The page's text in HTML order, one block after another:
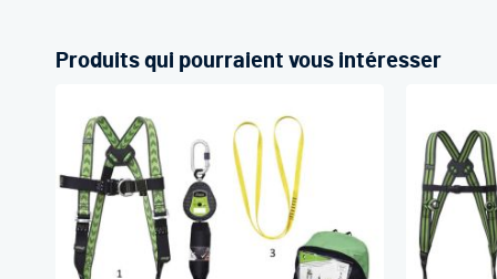
Produits qui pourraient vous intéresser